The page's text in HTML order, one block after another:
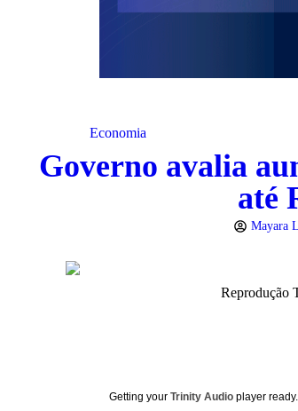
Economia
Governo avalia
até
Mayara
Reprodução
Getting your Trinity Audio player ready...